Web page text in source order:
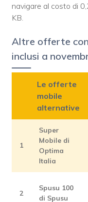
navigare al costo di
KB.
Altre offerte
inclusi a
Le offerte
mobile
alternative
1
Super
Mobile di
Optima
Italia
2
Spusu 100
di Spusu